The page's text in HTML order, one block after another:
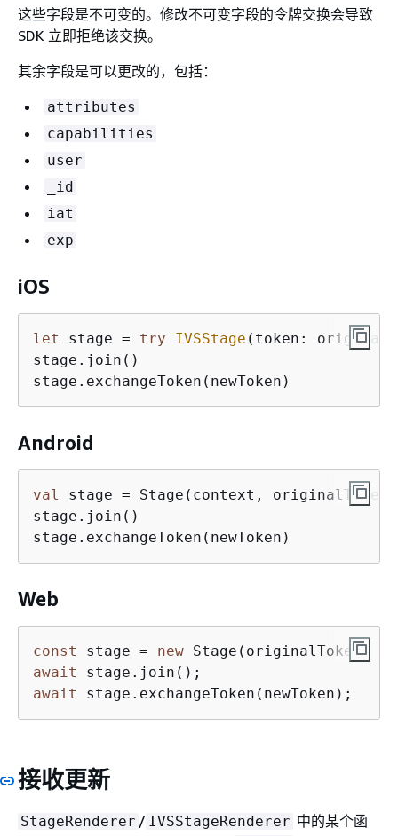
这些字段是不可变的。修改不可变字段的令牌交换会导致
SDK 立即拒绝该交换。
其余字段是可以更改的，包括：
attributes
capabilities
user
_id
iat
exp
iOS
let stage = try IVSStage (token:
stage.join()
stage.exchangeToken(newToken)
Android
val
stage = Stage(context,
stage.join()
stage.exchangeToken(newToken)
Web
const stage = new
await
await
stage.exchangeToken(newToken);
接收更新
StageRenderer / IVSStageRenderer 中的某个函